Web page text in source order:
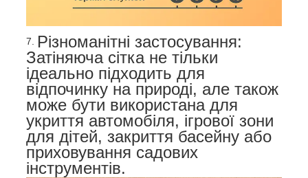
Різноманітні застосування:
Затіняюча сітка не тільки
ідеально підходить для
відпочинку на природі, але також
може бути використана для
укриття автомобіля, ігрової зони
для дітей, закриття басейну або
приховування садових
інструментів.